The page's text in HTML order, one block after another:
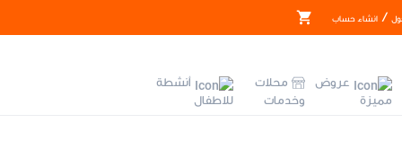
/ انشاء حساب
عروض
مميزة
محلات
وخدمات
أنشطة
للاطفال